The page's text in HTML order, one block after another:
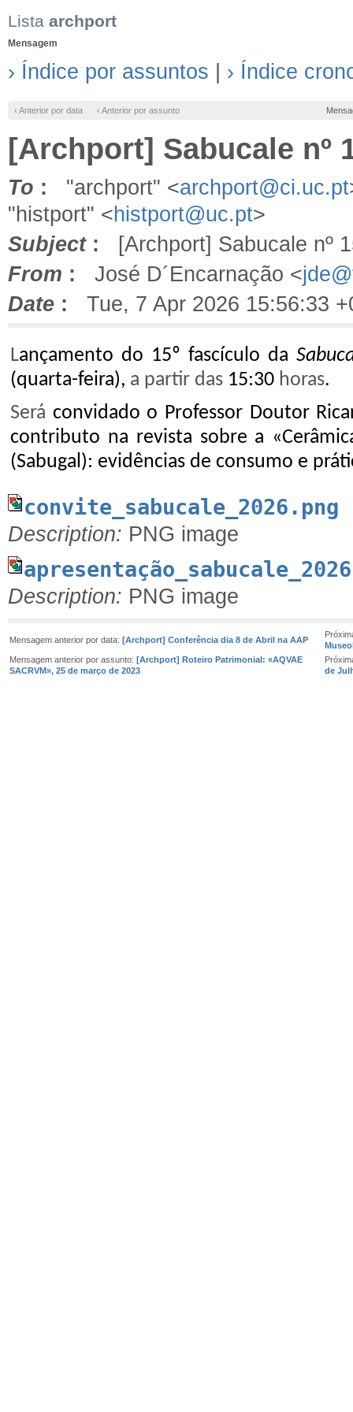
Lista archport
Mensagem
› Índice por assuntos › Índice
‹ Anterior por data ‹ Anterior por assunto
[Archport] Sabucale nº
To : "archport" <archport@ci.uc.pt
"histport" <histport@uc.pt>
Subject: [Archport] Sabucale nº
From : José D´Encarnação <
Date : Tue, 7 Apr 2026 15:56:33
Lançamento do 15º fascículo da
(quarta-feira), a partir das 15:30 horas.
Será convidado o Professor Doutor
contributo na revista sobre a
(Sabugal): evidências de consumo e
convite_sabucale_2026.png
Description: PNG image
Description: PNG image
Mensagem anterior por data: [Archport] Conferência dia 8 de Abril na AAP
Mensagem anterior por assunto: [Archport] Roteiro Patrimonial: «AQVAE
SACRVM», 25 de março de 2023
de